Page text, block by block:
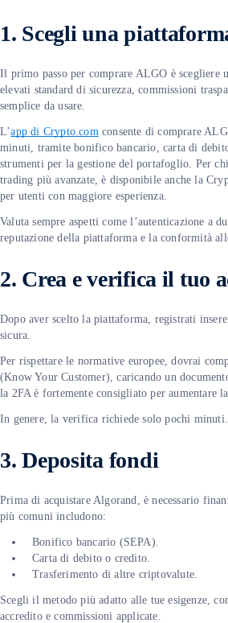
1. Scegli una
Il primo passo per comprare ALGO è scegliere
elevati standard di sicurezza, commissioni
semplice da usare.
L’app di Crypto.comconsente di comprare
minuti, tramite bonifico bancario, carta di
strumenti per la gestione del portafoglio. Per
trading più avanzate, è disponibile anche la
per utenti con maggiore esperienza.
Valuta sempre aspetti come l’autenticazione a
reputazione della piattaforma e la conformità
2. Crea e verifica il tuo
Dopo aver scelto la piattaforma, registrati
sicura.
Per rispettare le normative europee, dovrai
(Know Your Customer), caricando un
la 2FA è fortemente consigliato per aumentare
In genere, la verifica richiede solo pochi minuti.
3. Deposita fondi
Prima di acquistare Algorand, è necessario
più comuni includono:
Bonifico bancario (SEPA).
Carta di debito o credito.
Trasferimento di altre criptovalute.
Scegli il metodo più adatto alle tue esigenze,
accredito e commissioni applicate.